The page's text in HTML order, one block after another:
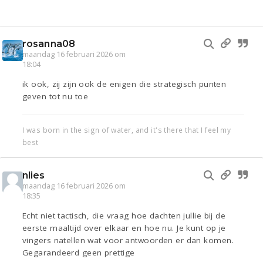
rosanna08
maandag 16 februari 2026 om
18:04
ik ook, zij zijn ook de enigen die strategisch punten
geven tot nu toe
I was born in the sign of water, and it's there that I feel my
best
nlies
maandag 16 februari 2026 om
18:35
Echt niet tactisch, die vraag hoe dachten jullie bij de
eerste maaltijd over elkaar en hoe nu. Je kunt op je
vingers natellen wat voor antwoorden er dan komen.
Gegarandeerd geen prettige